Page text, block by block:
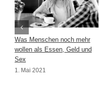
Was Menschen noch mehr
wollen als Essen, Geld und
Sex
1. Mai 2021